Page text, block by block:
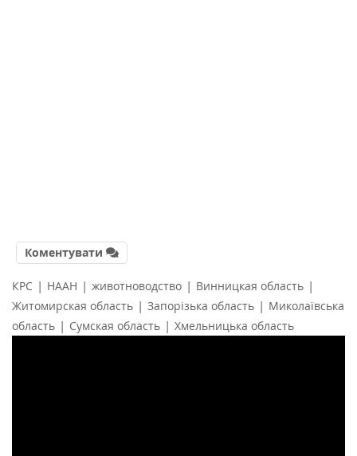
Коментувати
КРС | НААН | животноводство | Винницкая область |
Житомирская область | Запорізька область | Миколаївська
область | Сумская область | Хмельницька область